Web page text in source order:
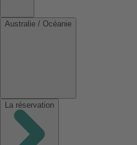
Australie / Océanie
La réservation